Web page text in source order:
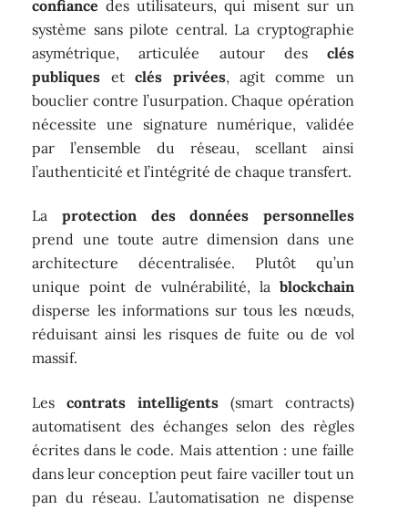
confiance des utilisateurs, qui misent sur un
système sans pilote central. La cryptographie
asymétrique, articulée autour des clés
publiques etclés privées, agit comme un
bouclier contre l’usurpation. Chaque opération
nécessite une signature numérique, validée
par l’ensemble du réseau, scellant ainsi
l’authenticité et l’intégrité de chaque transfert.
La protection des données personnelles
prend une toute autre dimension dans une
architecture décentralisée. Plutôt qu’un
unique point de vulnérabilité, la blockchain
disperse les informations sur tous les nœuds,
réduisant ainsi les risques de fuite ou de vol
massif.
Lescontrats intelligents (smart contracts)
automatisent des échanges selon des règles
écrites dans le code. Mais attention : une faille
dans leur conception peut faire vaciller tout un
pan du réseau. L’automatisation ne dispense